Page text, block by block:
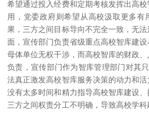
希望通过投入经费和定期考核发挥出高
用，党委政府则希望从高校汲取更多有
果，三方之间目标导向不完全一致，无
面，宣传部门负责省级重点高校智库建
母体单位无权干涉，而高校智库的财政
负责，宣传部门作为智库管理部门对其
法真正激发高校智库服务决策的动力和
没有太多时间和精力指导高校智库建设、
三方之间权责分工不明确，导致高校学